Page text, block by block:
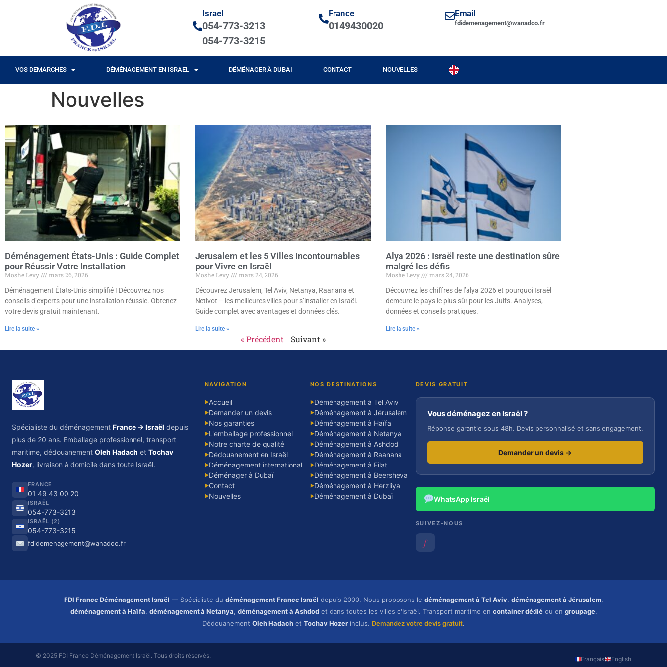
Israel
054-773-3213
054-773-3215
France
0149430020
Email
fdidemenagement@wanadoo.fr
VOS DEMARCHES DÉMÉNAGEMENT EN ISRAEL DÉMÉNAGER À DUBAI CONTACT NOUVELLES
Nouvelles
Déménagement États-Unis : Guide Complet
pour Réussir Votre Installation
Moshe Levy
mars 26, 2026
Déménagement États-Unis simplifié ! Découvrez nos
conseils d’experts pour une installation réussie. Obtenez
votre devis gratuit maintenant.
Lire la suite »
Jerusalem et les 5 Villes Incontournables
pour Vivre en Israël
Moshe Levy
mars 24, 2026
Découvrez Jerusalem, Tel Aviv, Netanya, Raanana et
Netivot – les meilleures villes pour s’installer en Israël.
Guide complet avec avantages et données clés.
Lire la suite »
Alya 2026 : Israël reste une destination sûre
malgré les défis
Moshe Levy
mars 24, 2026
Découvrez les chiffres de l’alya 2026 et pourquoi Israël
demeure le pays le plus sûr pour les Juifs. Analyses,
données et conseils pratiques.
Lire la suite »
« Précédent Suivant »
Spécialiste du déménagement France → Israël depuis
plus de 20 ans. Emballage professionnel, transport
maritime, dédouanement Oleh Hadach et Tochav
Hozer, livraison à domicile dans toute Israël.
FRANCE
01 49 43 00 20
ISRAËL
054-773-3213
ISRAËL (2)
054-773-3215
fdidemenagement@wanadoo.fr
NAVIGATION
▶Accueil
▶Demander un devis
▶Nos garanties
▶L'emballage professionnel
▶Notre charte de qualité
▶Dédouanement en Israël
▶Déménagement international
▶Déménager à Dubaï
▶Contact
▶Nouvelles
NOS DESTINATIONS
▶Déménagement à Tel Aviv
▶Déménagement à Jérusalem
▶Déménagement à Haïfa
▶Déménagement à Netanya
▶Déménagement à Ashdod
▶Déménagement à Raanana
▶Déménagement à Eilat
▶Déménagement à Beersheva
▶Déménagement à Herzliya
▶Déménagement à Dubaï
DEVIS GRATUIT
Vous déménagez en Israël ?
Réponse garantie sous 48h. Devis personnalisé et sans engagement.
Demander un devis →
WhatsApp Israël
SUIVEZ-NOUS
𝑓
FDI France Déménagement Israël — Spécialiste du déménagement France Israël depuis 2000. Nous proposons le déménagement à Tel Aviv, déménagement à Jérusalem,
déménagement à Haïfa, déménagement à Netanya, déménagement à Ashdodet dans toutes les villes d'Israël. Transport maritime en container dédiéou en groupage.
Dédouanement Oleh Hadach et Tochav Hozer inclus. Demandez votre devis gratuit.
© 2025 FDI France Déménagement Israël. Tous droits réservés. Français English